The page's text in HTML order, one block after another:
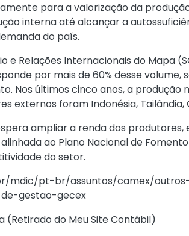
para a valorização da
interna até alcançar a
do país.
e Relações Internacionais do Mapa
por mais de 60% desse volume,
Nos últimos cinco anos, a
externos foram Indonésia, Tailândia,
ampliar a renda dos
ao Plano Nacional de
do setor.
mdic/pt-br/assuntos/camex/
gestao-gecex
(Retirado do Meu Site Contábil)